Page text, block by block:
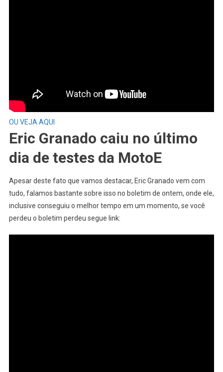
OU VEJA AQUI
Eric Granado caiu no último
dia de testes da MotoE
Apesar deste fato que vamos destacar, Eric Granado vem com
tudo, falamos bastante sobre isso no boletim de ontem, onde ele,
inclusive conseguiu o melhor tempo em um momento, se você
perdeu o boletim perdeu segue link: